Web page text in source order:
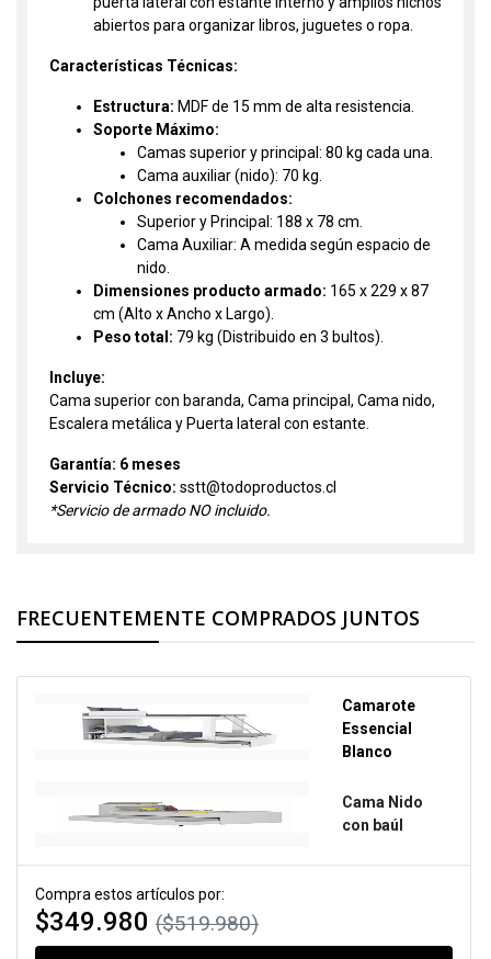
abiertos para organizar libros, juguetes o ropa.
Características Técnicas:
Estructura: MDF de 15 mm de alta resistencia.
Soporte Máximo:
Camas superior y principal: 80 kg cada una.
Cama auxiliar (nido): 70 kg.
Colchones recomendados:
Superior y Principal: 188 x 78 cm.
Cama Auxiliar: A medida según espacio de
nido.
Dimensiones producto armado: 165 x 229 x 87
cm (Alto x Ancho x Largo).
Peso total: 79 kg (Distribuido en 3 bultos).
Incluye:
Cama superior con baranda, Cama principal, Cama nido,
Escalera metálica y Puerta lateral con estante.
Garantía: 6 meses
Servicio Técnico: sstt@todoproductos.cl
*Servicio de armado NO incluido.
FRECUENTEMENTE COMPRADOS JUNTOS
Camarote
Essencial
Blanco
Cama Nido
con baúl
Compra estos artículos por:
$349.980 ($519.980)